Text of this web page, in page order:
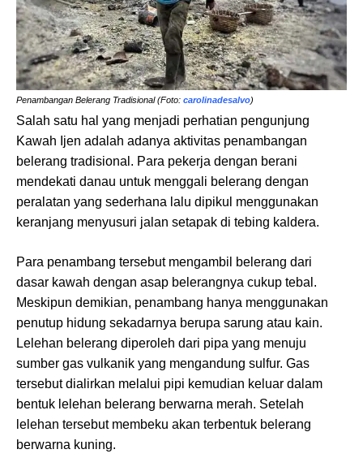
Penambangan Belerang Tradisional (Foto: carolinadesalvo)
Salah satu hal yang menjadi perhatian pengunjung
Kawah Ijen adalah adanya aktivitas penambangan
belerang tradisional. Para pekerja dengan berani
mendekati danau untuk menggali belerang dengan
peralatan yang sederhana lalu dipikul menggunakan
keranjang menyusuri jalan setapak di tebing kaldera.
Para penambang tersebut mengambil belerang dari
dasar kawah dengan asap belerangnya cukup tebal.
Meskipun demikian, penambang hanya menggunakan
penutup hidung sekadarnya berupa sarung atau kain.
Lelehan belerang diperoleh dari pipa yang menuju
sumber gas vulkanik yang mengandung sulfur. Gas
tersebut dialirkan melalui pipi kemudian keluar dalam
bentuk lelehan belerang berwarna merah. Setelah
lelehan tersebut membeku akan terbentuk belerang
berwarna kuning.